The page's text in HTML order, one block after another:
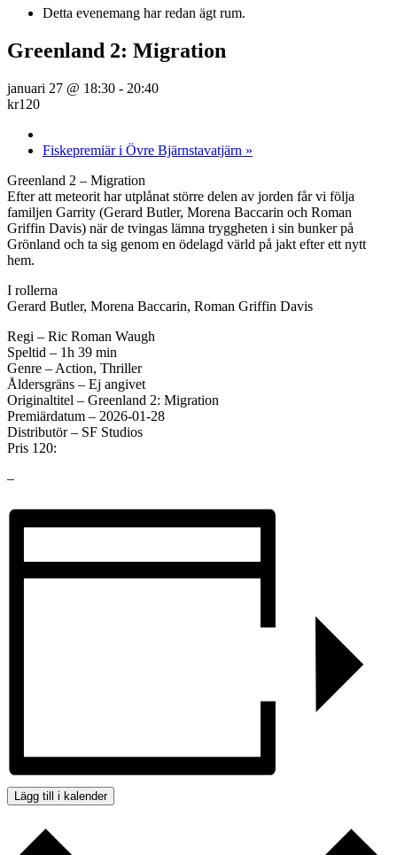
Detta evenemang har redan ägt rum.
Greenland 2: Migration
januari 27 @ 18:30 - 20:40
kr120
Fiskepremiär i Övre Bjärnstavatjärn »
Greenland 2 – Migration
Efter att meteorit har utplånat större delen av jorden får vi följa
familjen Garrity (Gerard Butler, Morena Baccarin och Roman
Griffin Davis) när de tvingas lämna tryggheten i sin bunker på
Grönland och ta sig genom en ödelagd värld på jakt efter ett nytt
hem.
I rollerna
Gerard Butler, Morena Baccarin, Roman Griffin Davis
Regi – Ric Roman Waugh
Speltid – 1h 39 min
Genre – Action, Thriller
Åldersgräns – Ej angivet
Originaltitel – Greenland 2: Migration
Premiärdatum – 2026-01-28
Distributör – SF Studios
Pris 120:
–
Lägg till i kalender